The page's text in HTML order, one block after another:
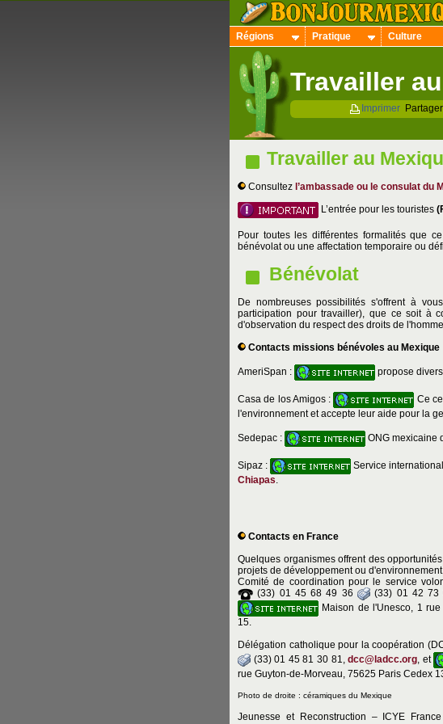
Régions Pratique Culture
Travailler
Imprimer
Travailler au
Consultez l’ambassade ou le consulat du
L’entrée pour les touristes
Pour toutes les différentes formalités que
bénévolat ou une affectation temporaire ou
Bénévolat
De nombreuses possibilités s'offrent à
participation pour travailler), que ce soit à
d'observation du respect des droits de
Contacts missions bénévoles au Mexique
AmeriSpan : propose
Casa de los Amigos : Ce
l'environnement et accepte leur aide pour la
Sedepac : ONG mexicaine
Sipaz :
Service
Chiapas.
Contacts en France
Quelques organismes offrent des
projets de développement ou
Comité de coordination pour le service
(33) 01 45 68 49 36
(33) 01 42 73
Maison de l'Unesco, 1
15.
Délégation catholique pour la coopération
(33) 01 45 81 30 81,dcc@ladcc.org, et
rue Guyton-de-Morveau, 75625 Paris Cedex
Photo de droite : céramiques du Mexique
Jeunesse et Reconstruction – ICYE